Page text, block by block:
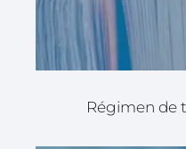
Régimen de